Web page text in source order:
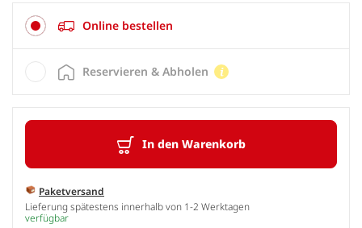
Online bestellen
In den Warenkorb
Paketversand
Lieferung spätestens innerhalb von 1-2 Werktagen
verfügbar
Reservieren & Abholen